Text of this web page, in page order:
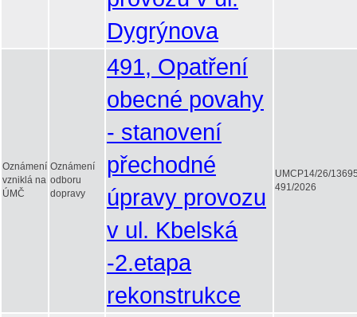
Dygrýnova
Oznámení
vzniklá na
ÚMČ
Oznámení
odboru
dopravy
491, Opatření
obecné povahy
- stanovení
přechodné
úpravy provozu
v ul. Kbelská
-2.etapa
rekonstrukce
UMCP14/26/
491/2026